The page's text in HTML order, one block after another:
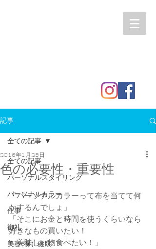
記事
全ての記事
パーソナルスタイリング
パーソナルカラー
仕事
御礼
美容(養）健康
全ての記事
色の必要性・重要性
2016年1月25日
「パーソナルカラーって布を当てて何
かするんでしょ」
「そこにお金と時間を使うくらいなら
好きなもの買いたい！
美味しい物食べたい！」